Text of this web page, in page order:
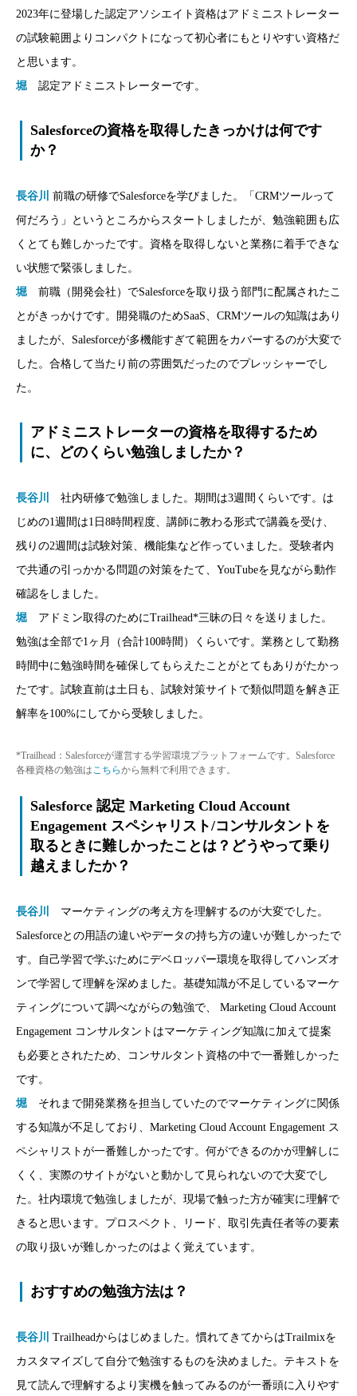
2023年に登場した認定アソシエイト資格はアドミニストレーター
の試験範囲よりコンパクトになって初心者にもとりやすい資格だ
と思います。
堀 認定アドミニストレーターです。
Salesforceの資格を取得したきっかけは何です
か？
長谷川 前職の研修でSalesforceを学びました。「CRMツールって
何だろう」というところからスタートしましたが、勉強範囲も広
くとても難しかったです。資格を取得しないと業務に着手できな
い状態で緊張しました。
堀 前職（開発会社）でSalesforceを取り扱う部門に配属されたこ
とがきっかけです。開発職のためSaaS、CRMツールの知識はあり
ましたが、Salesforceが多機能すぎて範囲をカバーするのが大変で
した。合格して当たり前の雰囲気だったのでプレッシャーでし
た。
アドミニストレーターの資格を取得するため
に、どのくらい勉強しましたか？
長谷川
社内研修で勉強しました。期間は3週間くらいです。は
じめの1週間は1日8時間程度、講師に教わる形式で講義を受け、
残りの2週間は試験対策、機能集など作っていました。受験者内
で共通の引っかかる問題の対策をたて、YouTubeを見ながら動作
確認をしました。
堀 アドミン取得のためにTrailhead*三昧の日々を送りました。
勉強は全部で1ヶ月（合計100時間）くらいです。業務として勤務
時間中に勉強時間を確保してもらえたことがとてもありがたかっ
たです。試験直前は土日も、試験対策サイトで類似問題を解き正
解率を100%にしてから受験しました。
*Trailhead：Salesforceが運営する学習環境プラットフォームです。Salesforce
各種資格の勉強はこちらから無料で利用できます。
Salesforce 認定 Marketing Cloud Account
Engagement スペシャリスト/コンサルタントを
取るときに難しかったことは？どうやって乗り
越えましたか？
長谷川
マーケティングの考え方を理解するのが大変でした。
Salesforceとの用語の違いやデータの持ち方の違いが難しかったで
す。自己学習で学ぶためにデベロッパー環境を取得してハンズオ
ンで学習して理解を深めました。基礎知識が不足しているマーケ
ティングについて調べながらの勉強で、 Marketing Cloud Account
Engagement コンサルタントはマーケティング知識に加えて提案
も必要とされたため、コンサルタント資格の中で一番難しかった
です。
堀 それまで開発業務を担当していたのでマーケティングに関係
する知識が不足しており、Marketing Cloud Account Engagement ス
ペシャリストが一番難しかったです。何ができるのかが理解しに
くく、実際のサイトがないと動かして見られないので大変でし
た。社内環境で勉強しましたが、現場で触った方が確実に理解で
きると思います。プロスペクト、リード、取引先責任者等の要素
の取り扱いが難しかったのはよく覚えています。
おすすめの勉強方法は？
長谷川 Trailheadからはじめました。慣れてきてからはTrailmixを
カスタマイズして自分で勉強するものを決めました。テキストを
見て読んで理解するより実機を触ってみるのが一番頭に入りやす